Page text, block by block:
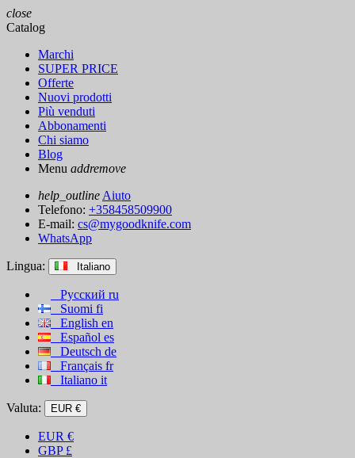
close
Catalog
Marchi
SUPER PRICE
Offerte
Nuovi prodotti
Più venduti
Abbonamenti
Chi siamo
Blog
Menu addremove
help_outline Aiuto
Telefono: +358458509900
E-mail: cs@mygoodknife.com
WhatsApp
Lingua: Italiano
Русский ru
Suomi fi
English en
Español es
Deutsch de
Français fr
Italiano it
Valuta: EUR €
EUR €
GBP £